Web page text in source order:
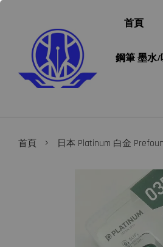
首頁
鋼筆 墨水/
首頁 › 日本 Platinum 白金